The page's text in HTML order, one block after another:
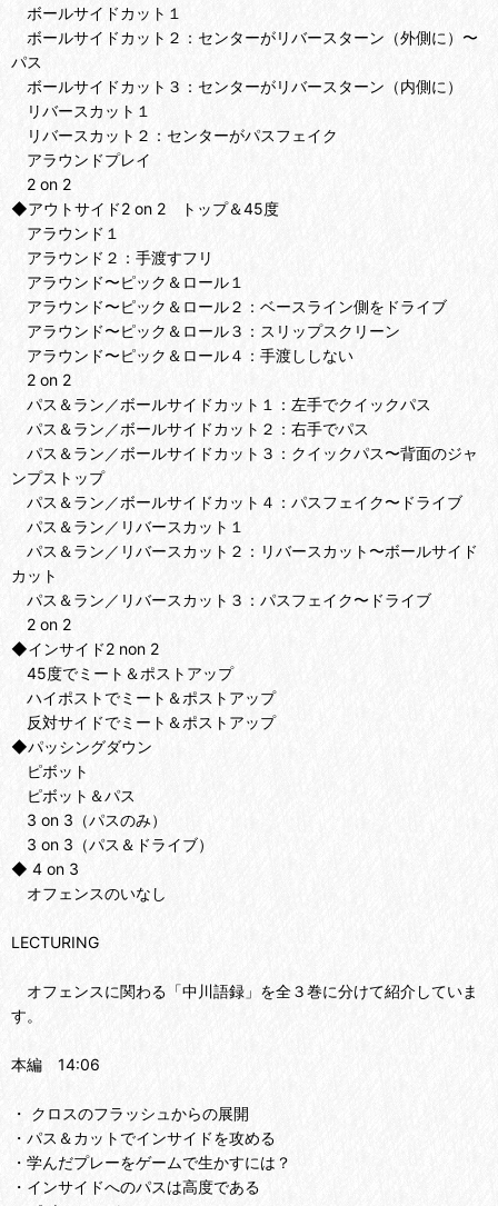
ボールサイドカット１
ボールサイドカット２：センターがリバースターン（外側に）〜
パス
ボールサイドカット３：センターがリバースターン（内側に）
リバースカット１
リバースカット２：センターがパスフェイク
アラウンドプレイ
2 on 2
◆アウトサイド2 on 2 トップ＆45度
アラウンド１
アラウンド２：手渡すフリ
アラウンド〜ピック＆ロール１
アラウンド〜ピック＆ロール２：ベースライン側をドライブ
アラウンド〜ピック＆ロール３：スリップスクリーン
アラウンド〜ピック＆ロール４：手渡ししない
2 on 2
パス＆ラン／ボールサイドカット１：左手でクイックパス
パス＆ラン／ボールサイドカット２：右手でパス
パス＆ラン／ボールサイドカット３：クイックパス〜背面のジャ
ンプストップ
パス＆ラン／ボールサイドカット４：パスフェイク〜ドライブ
パス＆ラン／リバースカット１
パス＆ラン／リバースカット２：リバースカット〜ボールサイド
カット
パス＆ラン／リバースカット３：パスフェイク〜ドライブ
2 on 2
◆インサイド2 non 2
45度でミート＆ポストアップ
ハイポストでミート＆ポストアップ
反対サイドでミート＆ポストアップ
◆パッシングダウン
ピボット
ピボット＆パス
3 on 3（パスのみ）
3 on 3（パス＆ドライブ）
◆ 4 on 3
オフェンスのいなし
LECTURING
オフェンスに関わる「中川語録」を全３巻に分けて紹介していま
す。
本編 14:06
・ クロスのフラッシュからの展開
・パス＆カットでインサイドを攻める
・学んだプレーをゲームで生かすには？
・インサイドへのパスは高度である